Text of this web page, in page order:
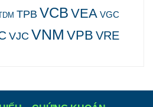
TPB VCB VEA VGC
VJC VNM VPB VRE